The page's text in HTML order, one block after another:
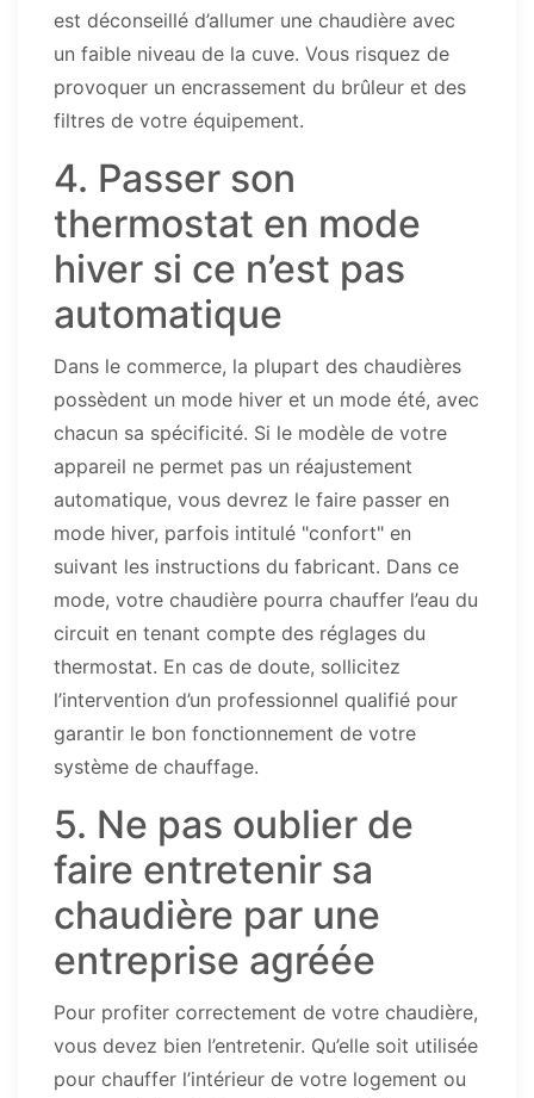
est déconseillé d’allumer une chaudière avec
un faible niveau de la cuve. Vous risquez de
provoquer un encrassement du brûleur et des
filtres de votre équipement.
4. Passer son
thermostat en mode
hiver si ce n’est pas
automatique
Dans le commerce, la plupart des chaudières
possèdent un mode hiver et un mode été, avec
chacun sa spécificité. Si le modèle de votre
appareil ne permet pas un réajustement
automatique, vous devrez le faire passer en
mode hiver, parfois intitulé "confort" en
suivant les instructions du fabricant. Dans ce
mode, votre chaudière pourra chauffer l’eau du
circuit en tenant compte des réglages du
thermostat. En cas de doute, sollicitez
l’intervention d’un professionnel qualifié pour
garantir le bon fonctionnement de votre
système de chauffage.
5. Ne pas oublier de
faire entretenir sa
chaudière par une
entreprise agréée
Pour profiter correctement de votre chaudière,
vous devez bien l’entretenir. Qu’elle soit utilisée
pour chauffer l’intérieur de votre logement ou